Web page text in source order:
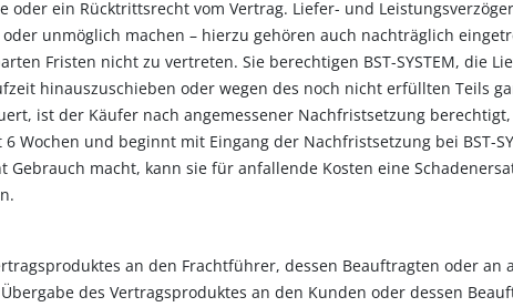
oder ein Rücktrittsrecht vom Vertrag. Liefer- und
unmöglich machen – hierzu gehören auch nachträglich
Fristen nicht zu vertreten. Sie berechtigen BST-SYSTEM, die
hinauszuschieben oder wegen des noch nicht erfüllten Teils
ist der Käufer nach angemessener Nachfristsetzung
Wochen und beginnt mit Eingang der Nachfristsetzung bei BST-
macht, kann sie für anfallende Kosten eine
an den Frachtführer, dessen Beauftragten oder an
des Vertragsproduktes an den Kunden oder dessen